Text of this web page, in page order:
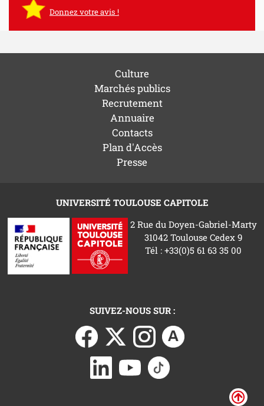
Donnez votre avis !
Culture
Marchés publics
Recrutement
Annuaire
Contacts
Plan d'Accès
Presse
UNIVERSITÉ TOULOUSE CAPITOLE
2 Rue du Doyen-Gabriel-Marty
31042 Toulouse Cedex 9
Tél : +33(0)5 61 63 35 00
SUIVEZ-NOUS SUR :